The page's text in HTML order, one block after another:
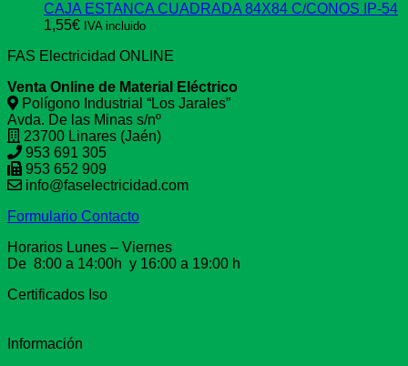
CAJA ESTANCA CUADRADA 84X84 C/CONOS IP-54
1,55€ IVA incluido
FAS Electricidad ONLINE
Venta Online de Material Eléctrico
Polígono Industrial “Los Jarales”
Avda. De las Minas s/nº
23700 Linares (Jaén)
953 691 305
953 652 909
info@faselectricidad.com
Formulario Contacto
Horarios Lunes – Viernes
De 8:00 a 14:00h y 16:00 a 19:00 h
Certificados Iso
Información